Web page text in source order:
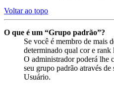
Voltar ao topo
O que é um “Grupo padrão”?
Se você é membro de mais
determinado qual cor e rank
O administrador poderá lhe
seu grupo padrão através
Usuário.